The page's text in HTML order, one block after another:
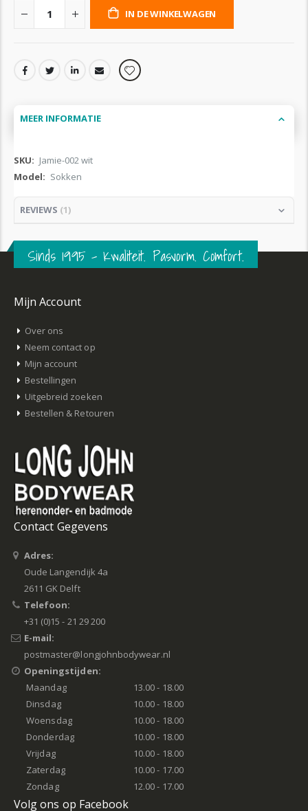
IN DE WINKELWAGEN
MEER INFORMATIE
Meer
informatie
Jamie-002 wit
Sokken
REVIEWS 1
Sinds 1995 – Kwaliteit. Pasvorm. Comfort.
Mijn Account
Over ons
Neem contact op
Mijn account
Bestellingen
Uitgebreid zoeken
Bestellen & Retouren
Contact Gegevens
Adres:
Oude Langendijk 4a
2611 GK Delft
Telefoon:
+31 (0)15 - 21 29 200
E-mail:
postmaster@longjohnbodywear.nl
Openingstijden:
Maandag
13.00 - 18.00
Dinsdag
10.00 - 18.00
Woensdag
10.00 - 18.00
Donderdag
10.00 - 18.00
Vrijdag
10.00 - 18.00
Zaterdag
10.00 - 17.00
Zondag
12.00 - 17.00
Volg ons op Facebook